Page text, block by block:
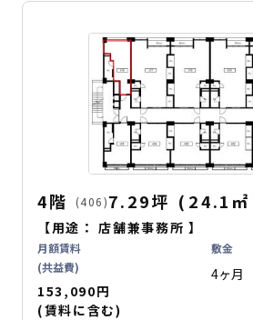
4階 (406)7.29坪 ( 24.1 ㎡
【用途：店舗兼事務所 】
月額賃料
(共益費)
153,090円
(賃料に含む)
敷金
4ヶ月